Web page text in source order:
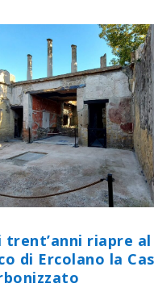
trent’anni riapre al
di Ercolano la